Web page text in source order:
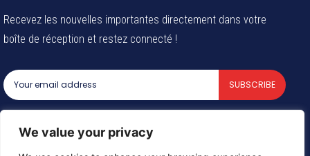
We value your privacy
Recevez les nouvelles importantes directement dans votre
boîte de réception et restez connecté !
SUBSCRIBE